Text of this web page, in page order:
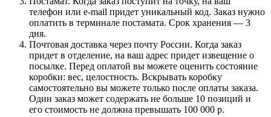
телефон или e-mail придет уникальный код. Заказ нужно
оплатить в терминале постамата. Срок хранения — 3
дня.
Почтовая доставка через почту России. Когда заказ
придет в отделение, на ваш адрес придет извещение о
посылке. Перед оплатой вы можете оценить состояние
коробки: вес, целостность. Вскрывать коробку
самостоятельно вы можете только после оплаты заказа.
Один заказ может содержать не больше 10 позиций и
его стоимость не должна превышать 100 000 р.